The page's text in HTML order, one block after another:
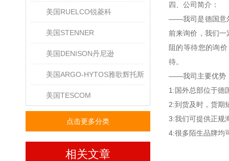
美国RUELCO锐菱科
美国STENNER
美国DENISON丹尼逊
美国ARGO-HYTOS雅歌辉托斯
美国TESCOM
点击更多分类
相关文章
四、公司简介：
——我司是德国意
前来询价，我们
阻的等待您的询
待。
——我司主要优势
1:国外总部位于德
2:到货及时，货期
3:我们可提供正规
4:很多陌生品牌均